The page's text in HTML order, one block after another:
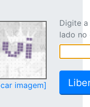
imagem]
Digite
lado no